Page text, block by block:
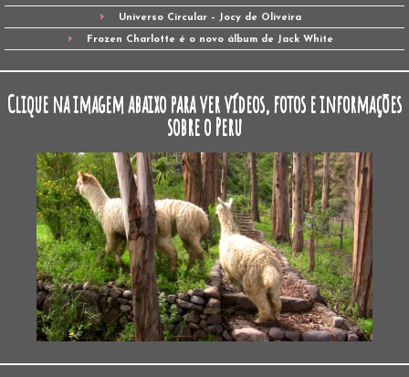
Universo Circular – Jocy de Oliveira
Frozen Charlotte é o novo álbum de Jack White
Clique na imagem abaixo para ver vídeos, fotos e informações
sobre o Peru